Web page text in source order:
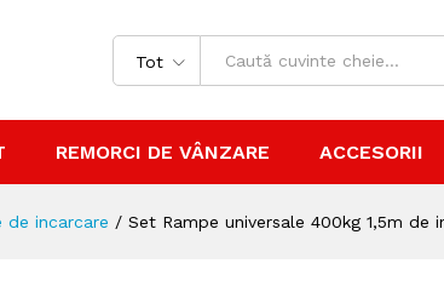
Tot
REMORCI DE VÂNZARE ACCESORII
de incarcare / Set Rampe universale 400kg 1,5m